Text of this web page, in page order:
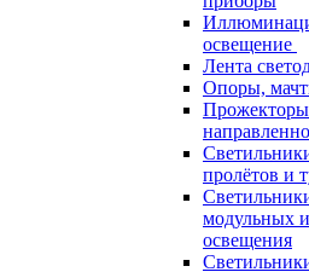
освещение
Лента
Опоры,
Прожекторы
пролётов и
модульных
освещения